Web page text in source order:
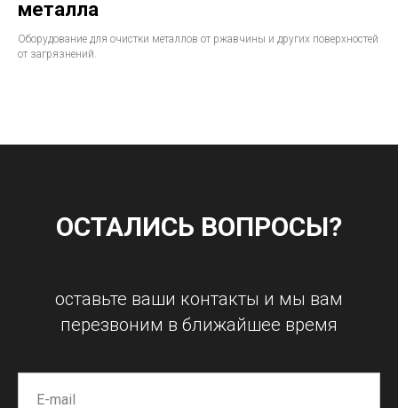
металла
Оборудование для очистки металлов от ржавчины и других поверхностей
от загрязнений.
ОСТАЛИСЬ ВОПРОСЫ?
оставьте ваши контакты и мы вам
перезвоним в ближайшее время